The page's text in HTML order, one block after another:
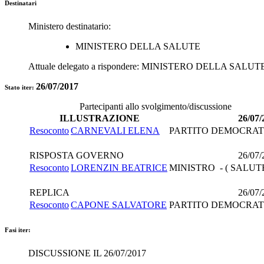
Destinatari
Ministero destinatario:
MINISTERO DELLA SALUTE
Attuale delegato a rispondere: MINISTERO DELLA
Stato iter: 26/07/2017
Partecipanti allo svolgimento/discussione
ILLUSTRAZIONE
26/07/
ResocontoCARNEVALI ELENA PARTITO
RISPOSTA GOVERNO
26/07/
ResocontoLORENZIN BEATRICE MINISTRO - (
REPLICA
26/07/
ResocontoCAPONE SALVATORE PARTITO
Fasi iter:
DISCUSSIONE IL 26/07/2017